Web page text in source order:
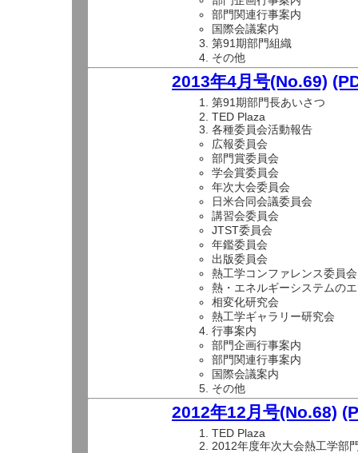
部門関連行事案内
国際会議案内
第91期部門組織
その他
2013年4月号(No.69)
第91期部門長あいさつ
TED Plaza
各種委員会活動報告
広報委員会
部門賞委員会
学会賞委員会
年次大会委員会
日米合同会議委員会
講習会委員会
JTST委員会
年鑑委員会
出版委員会
熱工学コンファレンス委員会
熱・エネルギーシステムの
相変化研究会
熱工学ギャラリー研究会
行事案内
部門企画行事案内
部門関連行事案内
国際会議案内
その他
2012年12月号(No.68)
TED Plaza
2012年度年次大会熱工学部